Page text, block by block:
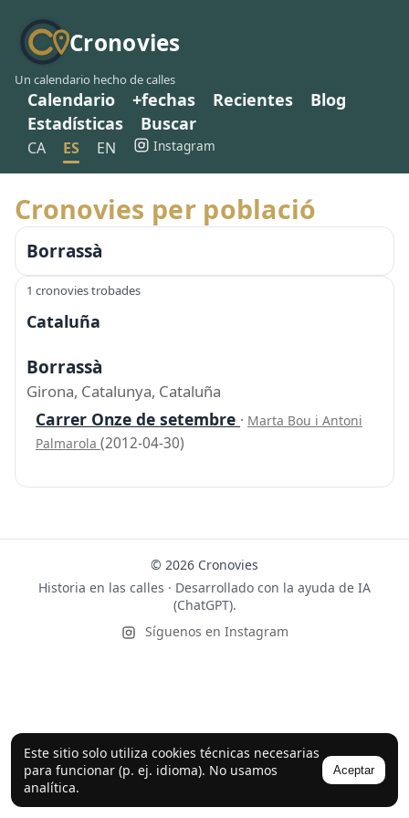
Cronovies
Un calendario hecho de calles
Calendario +fechas Recientes
Blog
Estadísticas
Buscar
CA ES EN Instagram
Este sitio solo utiliza cookies técnicas necesarias
para funcionar (p. ej. idioma). No usamos
analítica.
Aceptar
Cronovies per població
Borrassà
1 cronovies trobades
Cataluña
Borrassà
Girona, Catalunya, Cataluña
Carrer Onze de setembre · Marta Bou i Antoni
Palmarola (2012-04-30)
© 2026 Cronovies
Historia en las calles · Desarrollado con la ayuda de IA
(ChatGPT).
Síguenos en Instagram